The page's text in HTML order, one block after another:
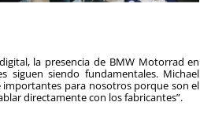
la presencia de BMW Motorrad en
siguen siendo fundamentales. Michael
importantes para nosotros porque son el
directamente con los fabricantes”.